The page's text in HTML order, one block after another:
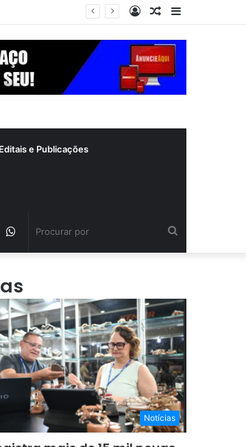
Barra
Artigo
Entrar
Editais e Publicações
WhatsApp
Notícias